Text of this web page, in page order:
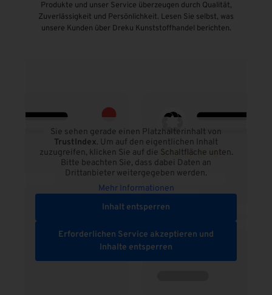
Produkte und unser Service überzeugen durch Qualität,
Zuverlässigkeit und Persönlichkeit. Lesen Sie selbst, was
unsere Kunden über Dreku Kunststoffhandel berichten.
Sie sehen gerade einen Platzhalterinhalt von
TrustIndex. Um auf den eigentlichen Inhalt
zuzugreifen, klicken Sie auf die Schaltfläche unten.
Bitte beachten Sie, dass dabei Daten an
Drittanbieter weitergegeben werden.
Mehr Informationen
Inhalt entsperren
Erforderlichen Service akzeptieren und
Inhalte entsperren